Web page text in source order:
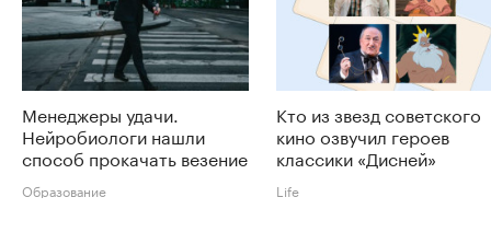
Менеджеры удачи.
Нейробиологи нашли
способ прокачать везение
Образование
Кто из звезд советского
кино озвучил героев
классики «Дисней»
Life